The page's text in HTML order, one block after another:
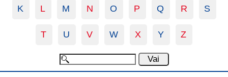
K L M N O P Q R S
T U V W X Y Z